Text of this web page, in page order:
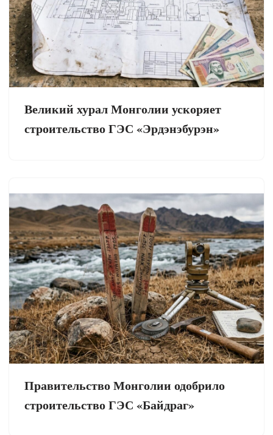
Великий хурал Монголии ускоряет
строительство ГЭС «Эрдэнэбурэн»
Правительство Монголии одобрило
строительство ГЭС «Байдраг»